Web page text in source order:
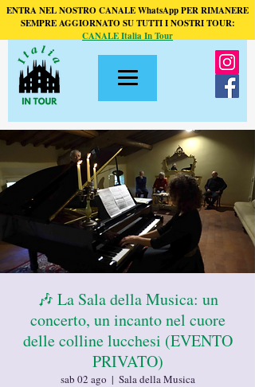
ENTRA NEL NOSTRO CANALE WhatsApp PER RIMANERE
SEMPRE AGGIORNATO SU TUTTI I NOSTRI TOUR:
CANALE Italia In Tour
🎶 La Sala della Musica: un
concerto, un incanto nel cuore
delle colline lucchesi (EVENTO
PRIVATO)
sab 02 ago
  |
Sala della Musica